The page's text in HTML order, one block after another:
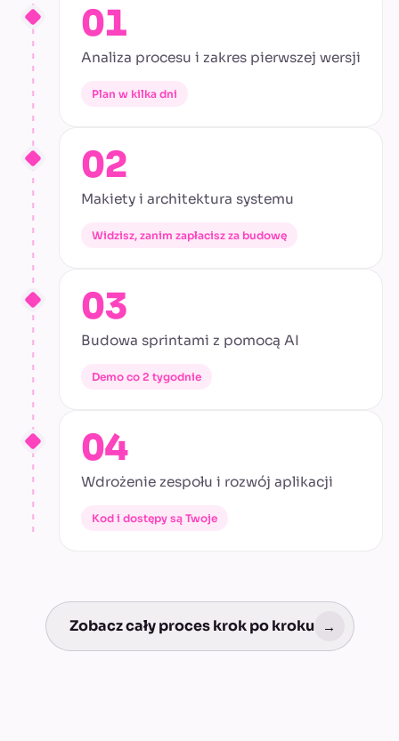
01
Analiza procesu i zakres pierwszej wersji
Plan w kilka dni
02
Makiety i architektura systemu
Widzisz, zanim zapłacisz za budowę
03
Budowa sprintami z pomocą AI
Demo co 2 tygodnie
04
Wdrożenie zespołu i rozwój aplikacji
Kod i dostępy są Twoje
Zobacz cały proces krok po kroku →